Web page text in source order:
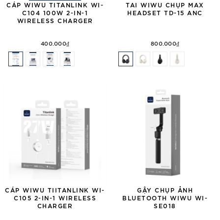
CÁP WIWU TITANLINK WI-
C104 100W 2-IN-1
WIRELESS CHARGER
400.000₫
TAI WIWU CHỤP MAX
HEADSET TD-15 ANC
800.000₫
CÁP WIWU TIITANLINK WI-
C105 2-IN-1 WIRELESS
CHARGER
GẬY CHỤP ẢNH
BLUETOOTH WIWU WI-
SE018